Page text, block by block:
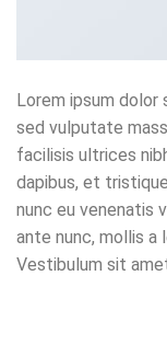
Lorem ipsum
sed vulputate
facilisis ultrices
dapibus, et
nunc eu venenatis
ante nunc, mollis
Vestibulum sit amet